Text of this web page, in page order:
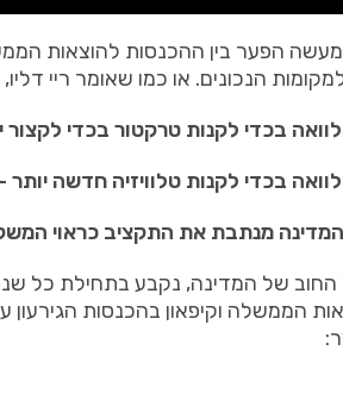
הפער בין ההכנסות להוצאות
הנכונים. או כמו שאומר ריי דליו,
בכדי לקנות טרקטור בכדי לקצור
בכדי לקנות טלוויזיה חדשה יותר
מנתבת את התקציב כראוי המשק
החוב של המדינה, נקבע בתחילת כל
הממשלה וקיפאון בהכנסות הגירעון
: